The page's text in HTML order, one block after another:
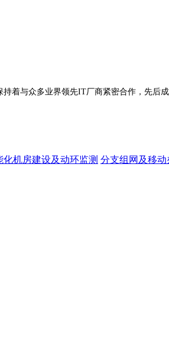
着与众多业界领先IT厂商紧密合作，先后
化机房建设及动环监测 分支组网及移动